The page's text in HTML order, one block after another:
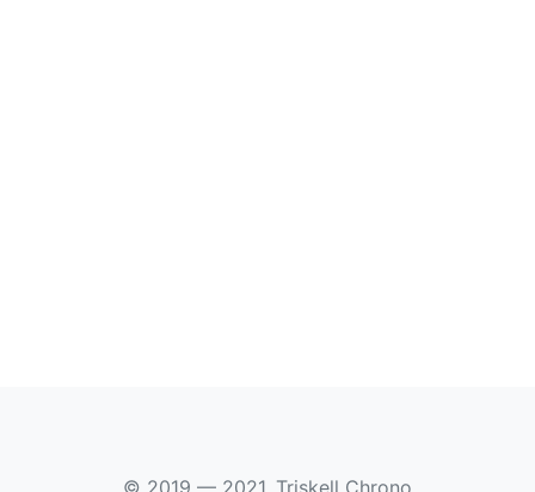
© 2019 — 2021, Triskell Chrono